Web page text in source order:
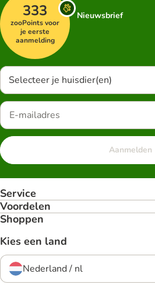
333
zooPoints voor
je eerste
aanmelding
Nieuwsbrief
Selecteer je huisdier(en)
Aanmelden
Service
Voordelen
Shoppen
Kies een land
Nederland / nl